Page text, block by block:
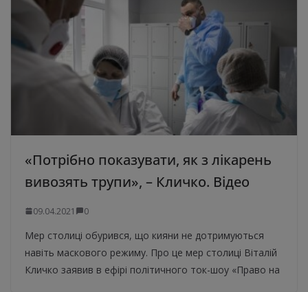
«Потрібно показувати, як з лікарень
вивозять трупи», – Кличко. Відео
09.04.2021 0
Мер столиці обурився, що кияни не дотримуються
навіть маскового режиму. Про це мер столиці Віталій
Кличко заявив в ефірі політичного ток-шоу «Право на